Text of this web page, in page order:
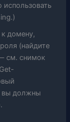
домену,
(найдите
см. снимок
вы должны